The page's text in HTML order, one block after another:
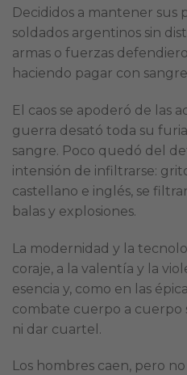
Decididos a mantener sus
soldados argentinos sin
armas o fuerzas
haciendo pagar con
El caos se apoderó de las
guerra desató toda su
sangre. Poco quedó del
intensión de infiltrarse:
castellano e inglés, se
balas y explosiones.
La modernidad y la
coraje, a la valentía y la
esencia y, como en las
combate cuerpo a cuerpo
ni dar cuartel.
Los hombres caen, pero